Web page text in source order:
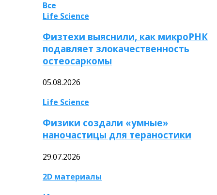
Все
Life Science
Физтехи выяснили, как микроРНК
подавляет злокачественность
остеосаркомы
05.08.2026
Life Science
Физики создали «умные»
наночастицы для тераностики
29.07.2026
2D материалы